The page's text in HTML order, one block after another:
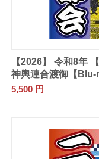
【2026】 令和8年
神輿連合渡御【Blu-
5,500 円